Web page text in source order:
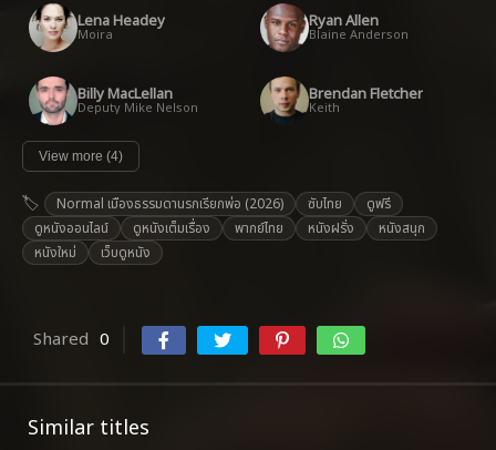
Lena Headey
Moira
Ryan Allen
Blaine Anderson
Billy MacLellan
Deputy Mike Nelson
Brendan Fletcher
Keith
View more (4)
Normal เมืองธรรมดานรกเรียกพ่อ (2026) ซับไทย
ดูฟรี
ดูหนังออนไลน์
ดูหนังเต็มเรื่อง พากย์ไทย หนังฝรั่ง
หนังสนุก
หนังใหม่
เว็บดูหนัง
Shared 0
Similar titles